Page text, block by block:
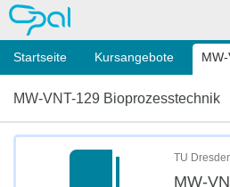
OPAL
Startseite Kursangebote
MW-VNT-129 Bioprozesstechnik
TU
MW-